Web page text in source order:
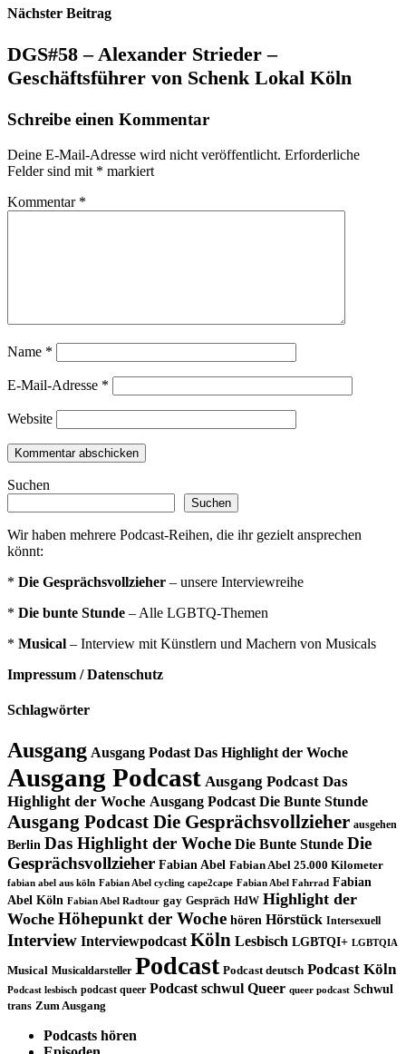
Nächster Beitrag
DGS#58 – Alexander Strieder –
Geschäftsführer von Schenk Lokal Köln
Schreibe einen Kommentar
Deine E-Mail-Adresse wird nicht veröffentlicht. Erforderliche
Felder sind mit * markiert
Kommentar *
Name *
E-Mail-Adresse *
Website
Suchen
Suchen
Wir haben mehrere Podcast-Reihen, die ihr gezielt ansprechen
könnt:
* Die Gesprächsvollzieher – unsere Interviewreihe
* Die bunte Stunde – Alle LGBTQ-Themen
* Musical – Interview mit Künstlern und Machern von Musicals
Impressum / Datenschutz
Schlagwörter
Ausgang Ausgang Podast Das Highlight der Woche
Ausgang Podcast Ausgang Podcast Das
Highlight der Woche Ausgang Podcast Die Bunte Stunde
Ausgang Podcast Die Gesprächsvollzieher ausgehen
Berlin Das Highlight der Woche Die Bunte Stunde Die
Gesprächsvollzieher Fabian Abel Fabian Abel 25.000 Kilometer
fabian abel aus köln Fabian Abel cycling cape2cape Fabian Abel Fahrrad Fabian
Abel Köln Fabian Abel Radtour gay Gespräch HdW Highlight der
Woche Höhepunkt der Woche hören Hörstück Intersexuell
Interview Interviewpodcast Köln Lesbisch LGBTQI+ LGBTQIA
Musical Musicaldarsteller Podcast Podcast deutsch Podcast Köln
Podcast lesbisch podcast queer Podcast schwul Queer queer podcast Schwul
trans Zum Ausgang
Podcasts hören